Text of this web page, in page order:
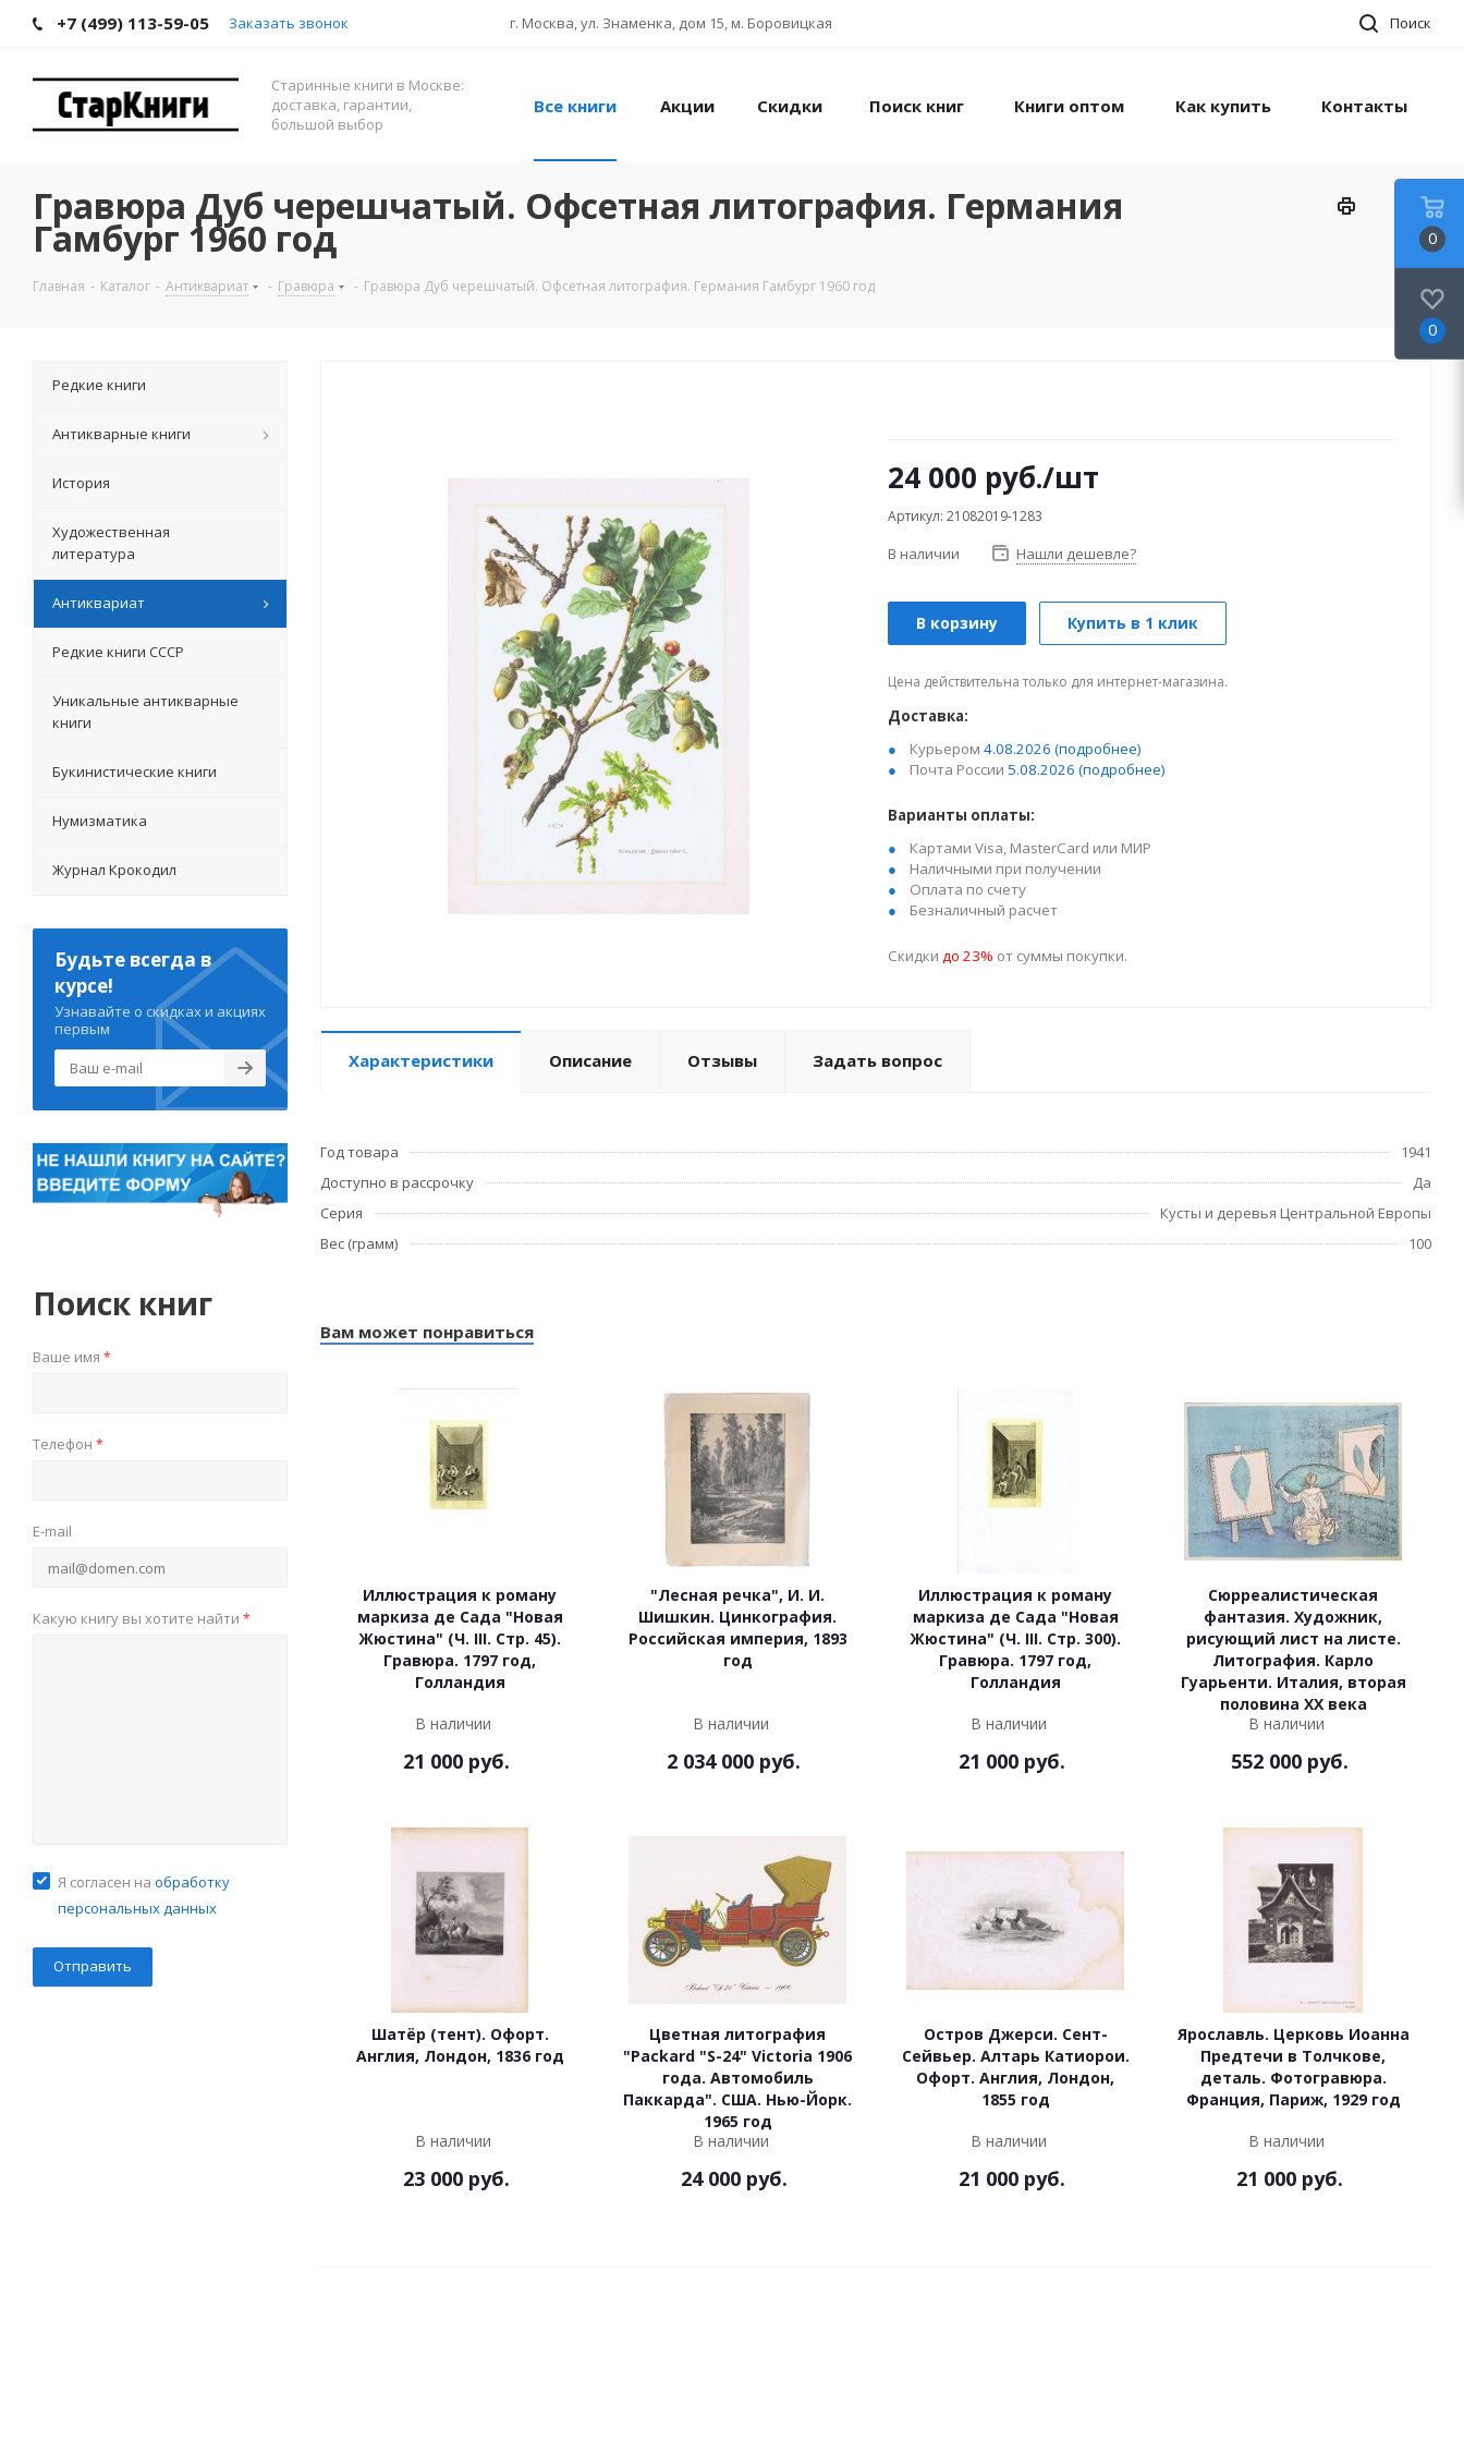
+7 (499) 113-59-05 Заказать звонок г. Москва, ул. Знаменка, дом 15, м. Боровицкая Поиск
Старинные книги в Москве:
доставка, гарантии,
большой выбор
Все книги Акции Скидки Поиск книг Книги оптом Как купить Контакты
Гравюра Дуб черешчатый. Офсетная литография. Германия
Гамбург 1960 год
Главная - Каталог - Антиквариат - Гравюра - Гравюра Дуб черешчатый. Офсетная литография. Германия Гамбург 1960 год
24 000 руб./шт
Артикул: 21082019-1283
В наличии Нашли дешевле?
В корзину Купить в 1 клик
Цена действительна только для интернет-магазина.
Доставка:
Курьером 4.08.2026 (подробнее)
Почта России 5.08.2026 (подробнее)
Варианты оплаты:
Картами Visa, MasterCard или МИР
Наличными при получении
Оплата по счету
Безналичный расчет
Скидки до 23% от суммы покупки.
Характеристики Описание Отзывы Задать вопрос
Год товара
1941
Доступно в рассрочку
Да
Серия
Кусты и деревья Центральной Европы
Вес (грамм)
100
Вам может понравиться
Иллюстрация к роману
маркиза де Сада "Новая
Жюстина" (Ч. III. Стр. 45).
Гравюра. 1797 год,
Голландия
В наличии
21 000руб.
"Лесная речка", И. И.
Шишкин. Цинкография.
Российская империя, 1893
год
В наличии
2 034 000 руб.
Иллюстрация к роману
маркиза де Сада "Новая
Жюстина" (Ч. III. Стр. 300).
Гравюра. 1797 год,
Голландия
В наличии
21 000руб.
Сюрреалистическая
фантазия. Художник,
рисующий лист на листе.
Литография. Карло
Гуарьенти. Италия, вторая
половина XX века
В наличии
552 000руб.
Шатёр (тент). Офорт.
Англия, Лондон, 1836 год
В наличии
23 000руб.
Цветная литография
"Packard "S-24" Victoria 1906
года. Автомобиль
Паккарда". США. Нью-Йорк.
1965 год
В наличии
24 000руб.
Остров Джерси. Сент-
Сейвьер. Алтарь Катиорои.
Офорт. Англия, Лондон,
1855 год
В наличии
21 000руб.
Ярославль. Церковь Иоанна
Предтечи в Толчкове,
деталь. Фотогравюра.
Франция, Париж, 1929 год
В наличии
21 000руб.
Редкие книги
Антикварные книги
История
Художественная
литература
Антиквариат
Редкие книги СССР
Уникальные антикварные
книги
Букинистические книги
Нумизматика
Журнал Крокодил
Будьте всегда в
курсе!
Узнавайте о скидках и акциях
первым
Поиск книг
Ваше имя *
Телефон *
E-mail
Какую книгу вы хотите найти *
Я согласен на обработку
персональных данных
0
0